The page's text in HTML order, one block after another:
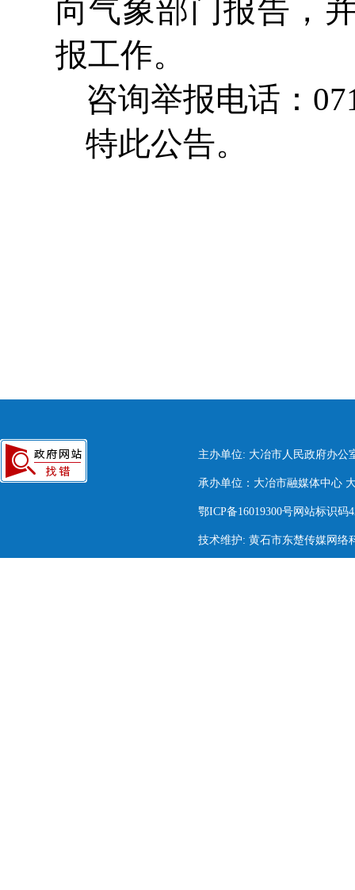
向气象部门报告，
报工作。
咨询举报电话：
特此公告。
主办单位: 大冶市人民政府办公
承办单位：大冶市融媒体中心
鄂ICP备16019300号网站标识码
技术维护: 黄石市东楚传媒网络